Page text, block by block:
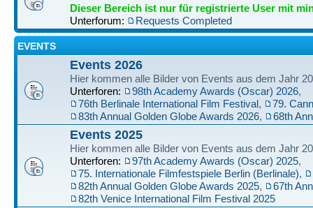
Dieser Bereich ist nur für registrierte User mit
Unterforum:
Requests Completed
EVENTS
Events 2026
Hier kommen alle Bilder von Events aus dem Jahr
Unterforen:
98th Academy Awards (Oscar) 2026,
76th Berlinale International Film Festival,
79.
83th Annual Golden Globe Awards 2026, 68th
Events 2025
Hier kommen alle Bilder von Events aus dem Jahr
Unterforen:
97th Academy Awards (Oscar) 2025,
75. Internationale Filmfestspiele Berlin (Berlinale),
82th Annual Golden Globe Awards 2025,
67th
82th Venice International Film Festival 2025